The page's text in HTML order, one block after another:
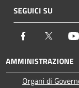
SEGUICI SU
Facebook Twitter
AMMINISTRAZIONE
Organi di